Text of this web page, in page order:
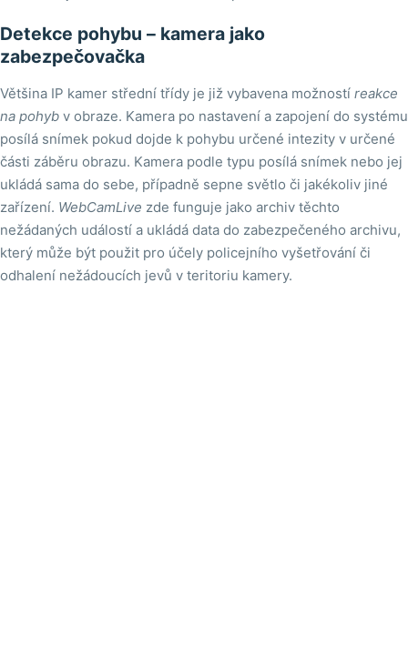
Detekce pohybu – kamera jako
zabezpečovačka
Většina IP kamer střední třídy je již vybavena možností reakce
na pohyb v obraze. Kamera po nastavení a zapojení do systému
posílá snímek pokud dojde k pohybu určené intezity v určené
části záběru obrazu. Kamera podle typu posílá snímek nebo jej
ukládá sama do sebe, případně sepne světlo či jakékoliv jiné
zařízení. WebCamLive zde funguje jako archiv těchto
nežádaných událostí a ukládá data do zabezpečeného archivu,
který může být použit pro účely policejního vyšetřování či
odhalení nežádoucích jevů v teritoriu kamery.